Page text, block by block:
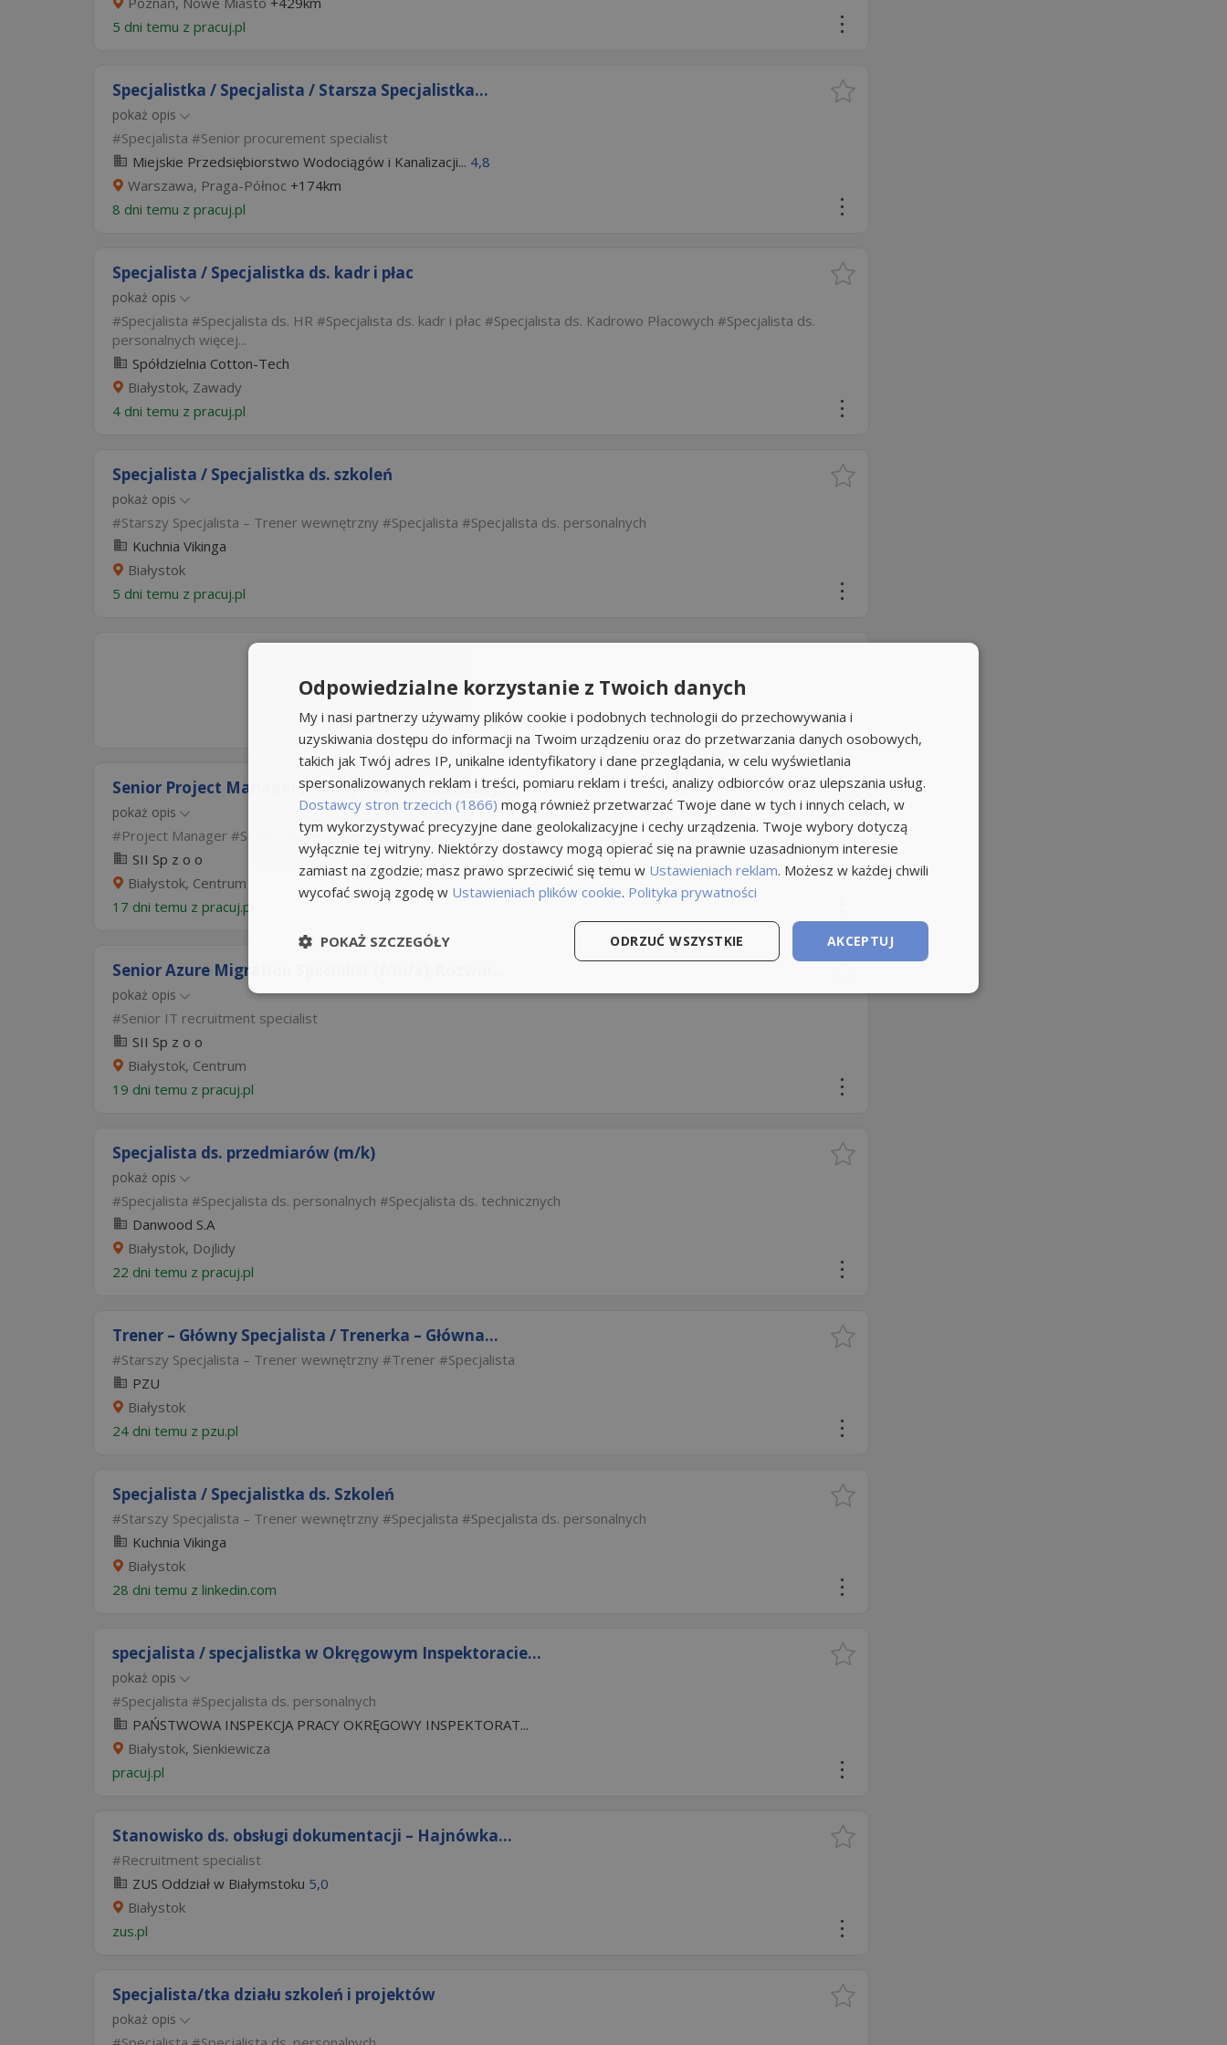
5 dni temu z pracuj.pl
Specjalistka / Specjalista / Starsza Specjalistka...
pokaż opis
Specjalista
Senior procurement specialist
Miejskie Przedsiębiorstwo Wodociągów i Kanalizacji... 4,8
Warszawa, Praga-Północ +174km
8 dni temu z pracuj.pl
Specjalista / Specjalistka ds. kadr i płac
pokaż opis
Specjalista Specjalista ds. HR Specjalista ds. kadr i płac Specjalista ds. Kadrowo Płacowych
Specjalista ds.
personalnych więcej...
Spółdzielnia Cotton-Tech
Białystok, Zawady
4 dni temu z pracuj.pl
Specjalista / Specjalistka ds. szkoleń
pokaż opis
Starszy Specjalista – Trener wewnętrzny Specjalista
Specjalista ds. personalnych
Kuchnia Vikinga
Białystok
5 dni temu z pracuj.pl
Senior Project Manager (f/m/x)-Rozwiń lokalizacje...
pokaż opis
Project Manager
Senior project manager
SII Sp z o o
Białystok, Centrum
17 dni temu z pracuj.pl
Senior Azure Migration Specialist (f/m/x)-Rozwiń...
pokaż opis
Senior IT recruitment specialist
SII Sp z o o
Białystok, Centrum
19 dni temu z pracuj.pl
Specjalista ds. przedmiarów (m/k)
pokaż opis
Specjalista Specjalista ds. personalnych
Specjalista ds. technicznych
Danwood S.A
Białystok, Dojlidy
22 dni temu z pracuj.pl
Trener – Główny Specjalista / Trenerka – Główna...
Starszy Specjalista – Trener wewnętrzny Trener
Specjalista
PZU
Białystok
24 dni temu z pzu.pl
Specjalista / Specjalistka ds. Szkoleń
Starszy Specjalista – Trener wewnętrzny Specjalista
Specjalista ds. personalnych
Kuchnia Vikinga
Białystok
28 dni temu z linkedin.com
specjalista / specjalistka w Okręgowym Inspektoracie...
pokaż opis
Specjalista
Specjalista ds. personalnych
PAŃSTWOWA INSPEKCJA PRACY OKRĘGOWY INSPEKTORAT...
Białystok, Sienkiewicza
pracuj.pl
Stanowisko ds. obsługi dokumentacji – Hajnówka...
Recruitment specialist
ZUS Oddział w Białymstoku 5,0
Białystok
zus.pl
Specjalista/tka działu szkoleń i projektów
pokaż opis
Odpowiedzialne korzystanie z Twoich danych
My i nasi partnerzy używamy plików cookie i podobnych technologii do przechowywania i
uzyskiwania dostępu do informacji na Twoim urządzeniu oraz do przetwarzania danych osobowych,
takich jak Twój adres IP, unikalne identyfikatory i dane przeglądania, w celu wyświetlania
spersonalizowanych reklam i treści, pomiaru reklam i treści, analizy odbiorców oraz ulepszania usług.
Dostawcy stron trzecich (1866) mogą również przetwarzać Twoje dane w tych i innych celach, w
tym wykorzystywać precyzyjne dane geolokalizacyjne i cechy urządzenia. Twoje wybory dotyczą
wyłącznie tej witryny. Niektórzy dostawcy mogą opierać się na prawnie uzasadnionym interesie
zamiast na zgodzie; masz prawo sprzeciwić się temu w Ustawieniach reklam. Możesz w każdej chwili
wycofać swoją zgodę w Ustawieniach plików cookie. Polityka prywatności
AKCEPTUJ
ODRZUĆ WSZYSTKIE
POKAŻ SZCZEGÓŁY